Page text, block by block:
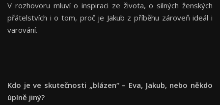
V rozhovoru mluví o inspiraci ze života, o silných ženských
přátelstvích i o tom, proč je Jakub z příběhu zároveň ideál i
varování.
Kdo je ve skutečnosti „blázen“ – Eva, Jakub, nebo někdo
úplně jiný?